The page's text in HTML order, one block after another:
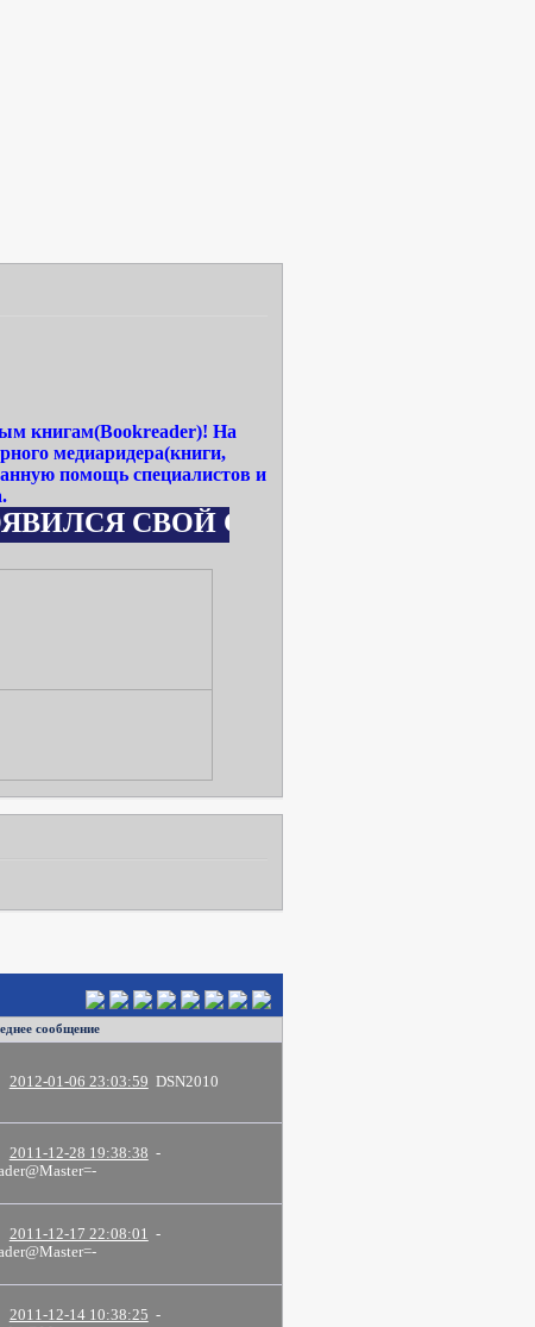
книгам(Bookreader)! На
медиаридера(книги,
помощь специалистов и
СВОЙ САЙТ WWW.MEDIA-
сообщение
2012-01-06 23:03:59 DSN2010
2011-12-28 19:38:38 -
2011-12-17 22:08:01
-
2011-12-14 10:38:25 -